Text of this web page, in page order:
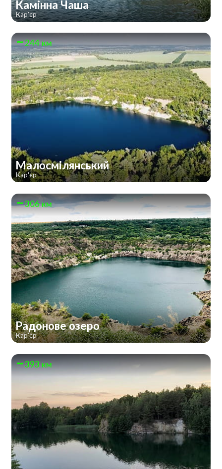
Камінна Чаша
Кар'єр
244 км
Малосмілянський
Кар'єр
306 км
Радонове озеро
Кар'єр
393 км